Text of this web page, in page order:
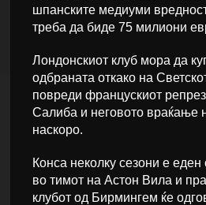
шпанските медиуми
треба да биде 75 милиони
Лондонскиот клуб мора да
одбраната откако на
повреди францускиот
Салиба и неговото враќање
наскоро.
Конса неколку сезони е еден
во тимот на Астон Вила и
клубот од Бирмингем ќе